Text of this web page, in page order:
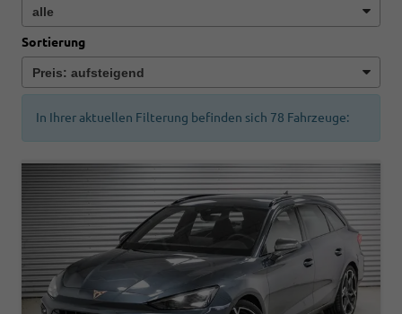
Sortierung
In Ihrer aktuellen Filterung befinden sich 78 Fahrzeuge: